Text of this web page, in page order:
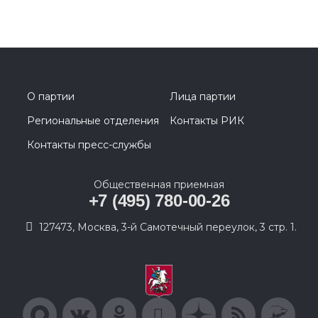
О партии
Лица партии
Региональные отделения
Контакты РИК
Контакты пресс-службы
Общественная приемная
+7 (495) 780-00-26
127473, Москва, 3-й Самотечный переулок, 3 стр. 1.